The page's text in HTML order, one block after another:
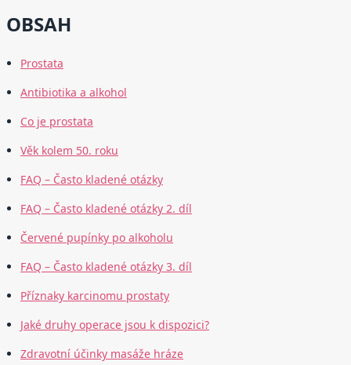
OBSAH
Prostata
Antibiotika a alkohol
Co je prostata
Věk kolem 50. roku
FAQ – Často kladené otázky
FAQ – Často kladené otázky 2. díl
Červené pupínky po alkoholu
FAQ – Často kladené otázky 3. díl
Příznaky karcinomu prostaty
Jaké druhy operace jsou k dispozici?
Zdravotní účinky masáže hráze